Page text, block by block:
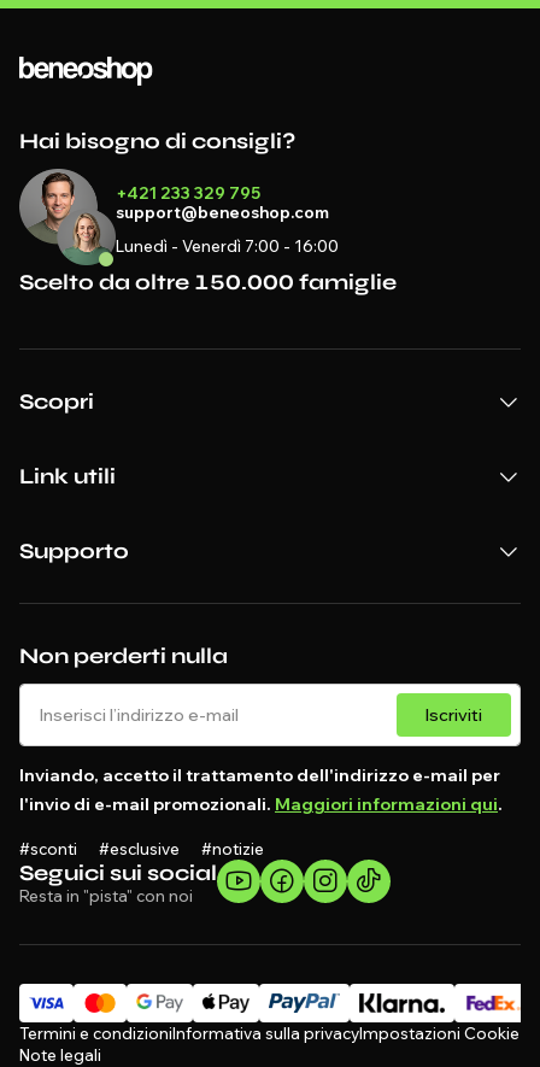
Seguici sui social
Resta in "pista" con noi
Non perderti nulla
Iscriviti
Inviando, accetto il trattamento dell'indirizzo e-mail per
l'invio di e-mail promozionali. Maggiori informazioni qui.
#sconti #esclusive #notizie
Hai bisogno di consigli?
+421 233 329 795
support@beneoshop.com
Lunedì - Venerdì 7:00 - 16:00
Scelto da oltre 150.000 famiglie
Scopri
Link utili
Supporto
Termini e condizioniInformativa sulla privacyImpostazioni Cookie
Note legali